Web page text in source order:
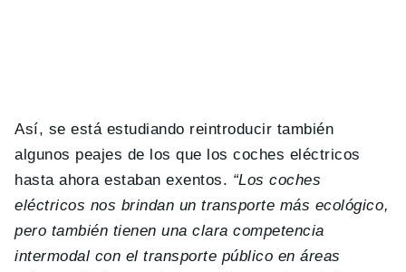
Así, se está estudiando reintroducir también
algunos peajes de los que los coches eléctricos
hasta ahora estaban exentos. “Los coches
eléctricos nos brindan un transporte más ecológico,
pero también tienen una clara competencia
intermodal con el transporte público en áreas